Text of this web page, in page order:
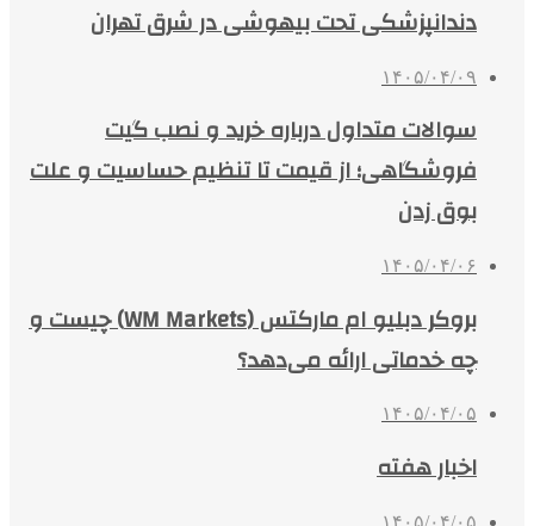
دندانپزشکی تحت بیهوشی در شرق تهران
۱۴۰۵/۰۴/۰۹
سوالات متداول درباره خرید و نصب گیت
فروشگاهی؛ از قیمت تا تنظیم حساسیت و علت
بوق زدن
۱۴۰۵/۰۴/۰۶
بروکر دبلیو ام مارکتس (WM Markets) چیست و
چه خدماتی ارائه می‌دهد؟
۱۴۰۵/۰۴/۰۵
اخبار هفته
۱۴۰۵/۰۴/۰۵